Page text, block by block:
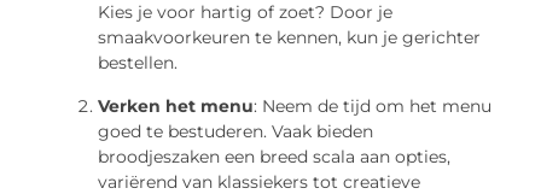
Kies je voor hartig of zoet? Door je
smaakvoorkeuren te kennen, kun je gerichter
bestellen.
Verken het menu: Neem de tijd om het menu
goed te bestuderen. Vaak bieden
broodjeszaken een breed scala aan opties,
variërend van klassiekers tot creatieve